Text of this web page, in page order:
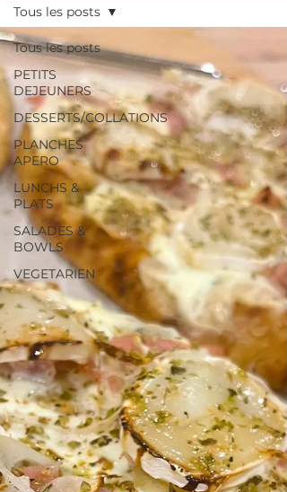
Tous les posts
PETITS
DEJEUNERS
DESSERTS/COLLATIONS
PLANCHES
APERO
LUNCHS &
PLATS
SALADES &
BOWLS
VEGETARIEN
Tous les posts